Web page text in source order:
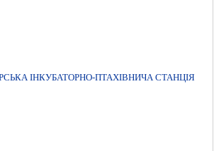
IНКУБАТОРНО-ПТАХIВНИЧА СТАНЦIЯ